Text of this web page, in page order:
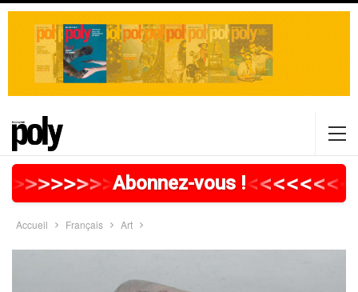
>>>>>>>>>>>>>>>>>
Abonnez-vous !<<<<<<<<
Accueil Français Art